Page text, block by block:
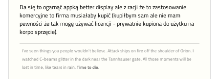
Da się to ogarnąć appką better display ale z racji że to zastosowanie
komercyjne to firma musiałaby kupić (kupiłbym sam ale nie mam
pewności że tak mogę używać licencji - prywatnie kupiona do użytku na
korpo sprzęcie).
I've seen things you people wouldn't believe. Attack ships on fire off the shoulder of Orion. I
watched C-beams glitter in the dark near the Tannhauser gate. All those moments will be
lost in time, like tears in rain.Time to die.